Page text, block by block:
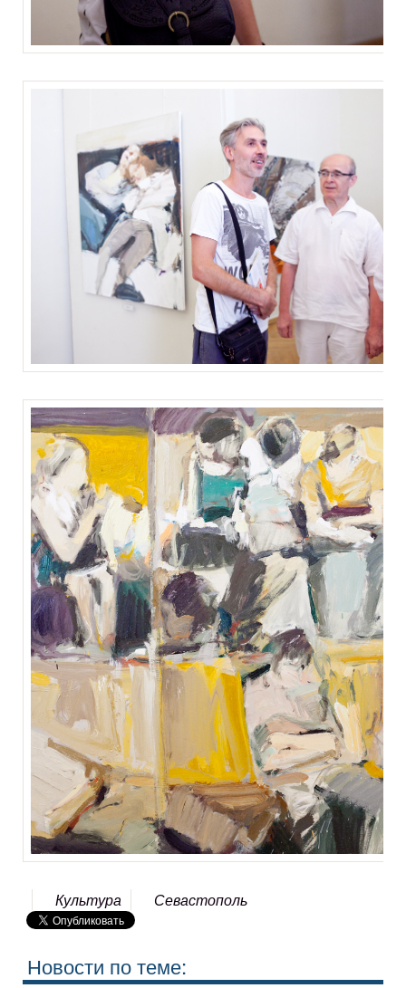
Культура Севастополь
Новости по теме: